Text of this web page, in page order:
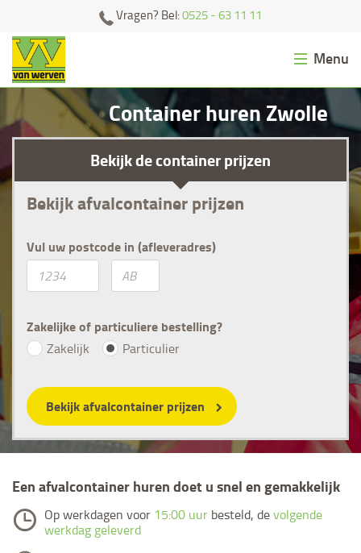
content
Vragen? Bel:0525 - 63 11 11
Menu
Afvalcontainer huren
Zand/grond bestellen
Klantenservice
0
Container huren Zwolle
Bekijk de container prijzen
Bekijk afvalcontainer prijzen
Vul uw postcode in (afleveradres)
Zakelijke of particuliere bestelling?
Zakelijk Particulier
Bekijk afvalcontainer prijzen
Een afvalcontainer huren doet u snel en gemakkelijk
Op werkdagen voor 15:00 uur besteld, devolgende
werkdag geleverd